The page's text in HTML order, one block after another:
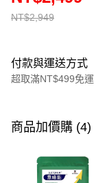
NT$2,949
付款與運送方式
超取滿NT$499免運
信用卡一次付款
LINE Pay
商品加價購 (4)